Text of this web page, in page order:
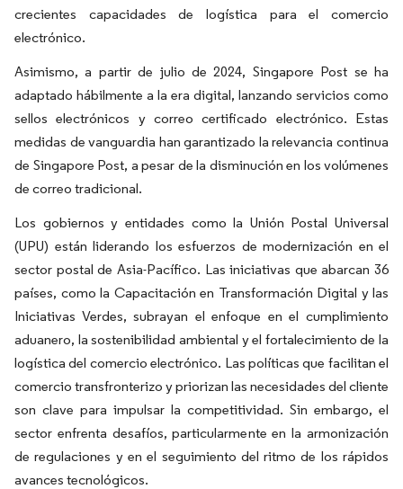
crecientes capacidades de logística para el comercio
electrónico.
Asimismo, a partir de julio de 2024, Singapore Post se ha
adaptado hábilmente a la era digital, lanzando servicios como
sellos electrónicos y correo certificado electrónico. Estas
medidas de vanguardia han garantizado la relevancia continua
de Singapore Post, a pesar de la disminución en los volúmenes
de correo tradicional.
Los gobiernos y entidades como la Unión Postal Universal
(UPU) están liderando los esfuerzos de modernización en el
sector postal de Asia-Pacífico. Las iniciativas que abarcan 36
países, como la Capacitación en Transformación Digital y las
Iniciativas Verdes, subrayan el enfoque en el cumplimiento
aduanero, la sostenibilidad ambiental y el fortalecimiento de la
logística del comercio electrónico. Las políticas que facilitan el
comercio transfronterizo y priorizan las necesidades del cliente
son clave para impulsar la competitividad. Sin embargo, el
sector enfrenta desafíos, particularmente en la armonización
de regulaciones y en el seguimiento del ritmo de los rápidos
avances tecnológicos.